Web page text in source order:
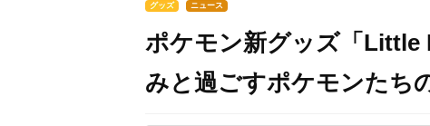
グッズ ニュース
ポケモン新グッズ「Little
みと過ごすポケモンたち